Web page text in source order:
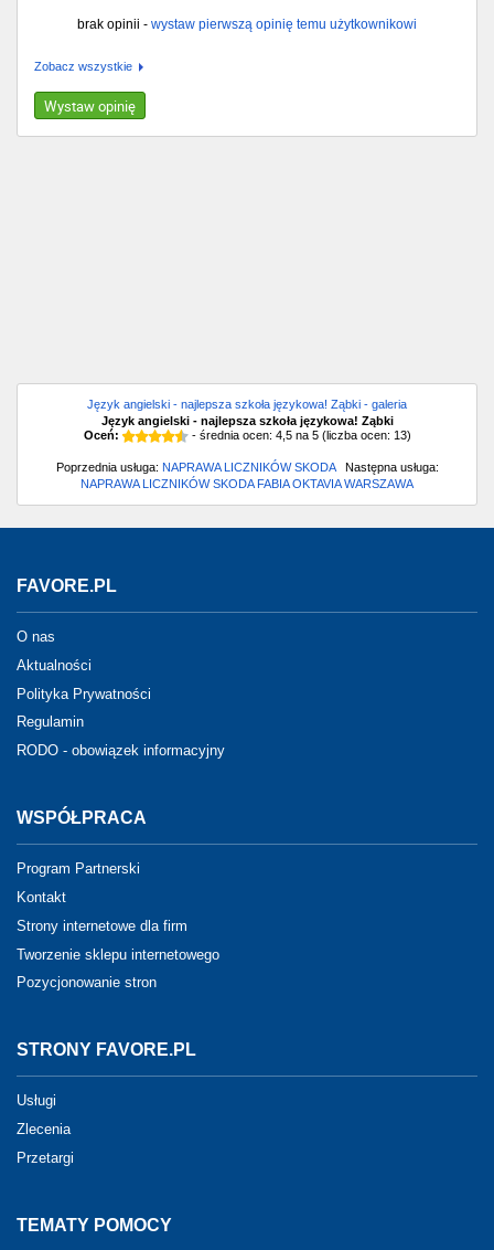
brak opinii - wystaw pierwszą opinię temu użytkownikowi
Zobacz wszystkie
Wystaw opinię
Język angielski - najlepsza szkoła językowa! Ząbki - galeria
Język angielski - najlepsza szkoła językowa! Ząbki
Oceń:
- średnia ocen: 4,5na 5(liczba ocen: 13)
Poprzednia usługa: NAPRAWA LICZNIKÓW SKODANastępna usługa:
NAPRAWA LICZNIKÓW SKODA FABIA OKTAVIA WARSZAWA
FAVORE.PL
O nas
Aktualności
Polityka Prywatności
Regulamin
RODO - obowiązek informacyjny
WSPÓŁPRACA
Program Partnerski
Kontakt
Strony internetowe dla firm
Tworzenie sklepu internetowego
Pozycjonowanie stron
STRONY FAVORE.PL
Usługi
Zlecenia
Przetargi
TEMATY POMOCY